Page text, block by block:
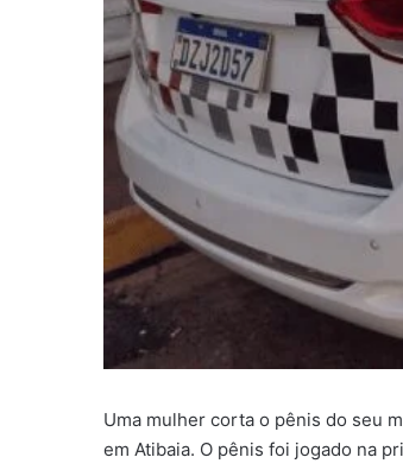
Uma mulher corta o pênis do seu
em Atibaia. O pênis foi jogado na